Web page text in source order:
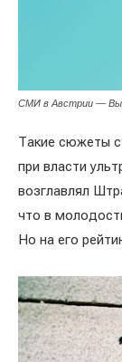
СМИ в Австрии —
Такие сюжеты
при власти
возглавлял
что в
Но на его